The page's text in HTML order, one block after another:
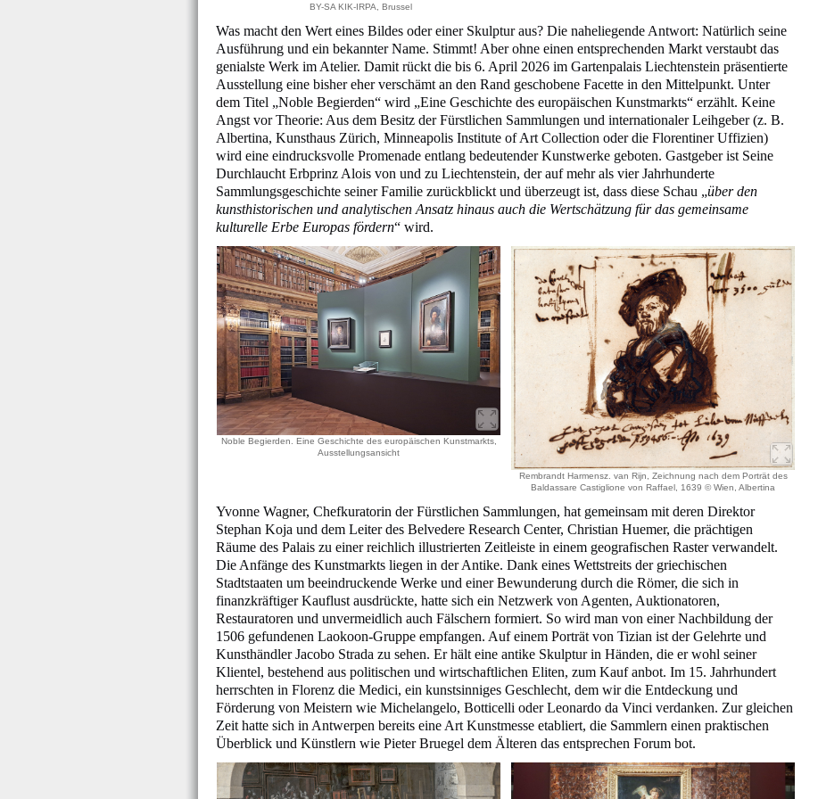
BY-SA KIK-IRPA, Brussel
Was macht den Wert eines Bildes oder einer Skulptur aus? Die naheliegende Antwort: Natürlich seine
Ausführung und ein bekannter Name. Stimmt! Aber ohne einen entsprechenden Markt verstaubt das
genialste Werk im Atelier. Damit rückt die bis 6. April 2026 im Gartenpalais Liechtenstein präsentierte
Ausstellung eine bisher eher verschämt an den Rand geschobene Facette in den Mittelpunkt. Unter
dem Titel „Noble Begierden“ wird „Eine Geschichte des europäischen Kunstmarkts“ erzählt. Keine
Angst vor Theorie: Aus dem Besitz der Fürstlichen Sammlungen und internationaler Leihgeber (z. B.
Albertina, Kunsthaus Zürich, Minneapolis Institute of Art Collection oder die Florentiner Uffizien)
wird eine eindrucksvolle Promenade entlang bedeutender Kunstwerke geboten. Gastgeber ist Seine
Durchlaucht Erbprinz Alois von und zu Liechtenstein, der auf mehr als vier Jahrhunderte
Sammlungsgeschichte seiner Familie zurückblickt und überzeugt ist, dass diese Schau „über den
kunsthistorischen und analytischen Ansatz hinaus auch die Wertschätzung für das gemeinsame
kulturelle Erbe Europas fördern“ wird.
Noble Begierden. Eine Geschichte des europäischen Kunstmarkts,
Ausstellungsansicht
Rembrandt Harmensz. van Rijn, Zeichnung nach dem Porträt des
Baldassare Castiglione von Raffael, 1639 © Wien, Albertina
Yvonne Wagner, Chefkuratorin der Fürstlichen Sammlungen, hat gemeinsam mit deren Direktor
Stephan Koja und dem Leiter des Belvedere Research Center, Christian Huemer, die prächtigen
Räume des Palais zu einer reichlich illustrierten Zeitleiste in einem geografischen Raster verwandelt.
Die Anfänge des Kunstmarkts liegen in der Antike. Dank eines Wettstreits der griechischen
Stadtstaaten um beeindruckende Werke und einer Bewunderung durch die Römer, die sich in
finanzkräftiger Kauflust ausdrückte, hatte sich ein Netzwerk von Agenten, Auktionatoren,
Restauratoren und unvermeidlich auch Fälschern formiert. So wird man von einer Nachbildung der
1506 gefundenen Laokoon-Gruppe empfangen. Auf einem Porträt von Tizian ist der Gelehrte und
Kunsthändler Jacobo Strada zu sehen. Er hält eine antike Skulptur in Händen, die er wohl seiner
Klientel, bestehend aus politischen und wirtschaftlichen Eliten, zum Kauf anbot. Im 15. Jahrhundert
herrschten in Florenz die Medici, ein kunstsinniges Geschlecht, dem wir die Entdeckung und
Förderung von Meistern wie Michelangelo, Botticelli oder Leonardo da Vinci verdanken. Zur gleichen
Zeit hatte sich in Antwerpen bereits eine Art Kunstmesse etabliert, die Sammlern einen praktischen
Überblick und Künstlern wie Pieter Bruegel dem Älteren das entsprechen Forum bot.